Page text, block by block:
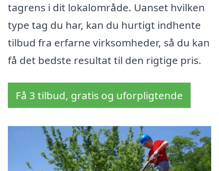
tagrens i dit lokalområde. Uanset hvilken
type tag du har, kan du hurtigt indhente
tilbud fra erfarne virksomheder, så du kan
få det bedste resultat til den rigtige pris.
Få 3 tilbud, gratis og uforpligtende